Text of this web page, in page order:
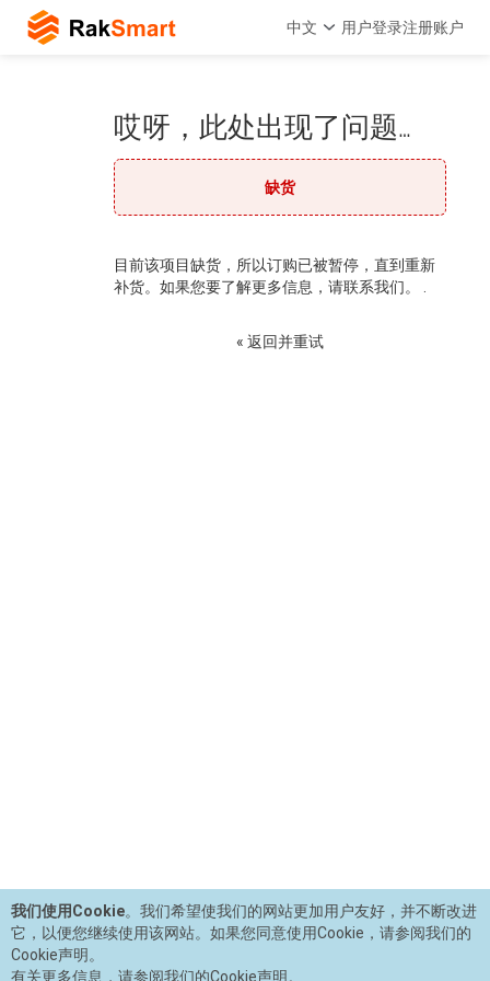
中文 用户登录注册账户
哎呀，此处出现了问题…
缺货
目前该项目缺货，所以订购已被暂停，直到重新
补货。如果您要了解更多信息，请联系我们。 .
« 返回并重试
我们使用Cookie。我们希望使我们的网站更加用户友好，并不断改进
它，以便您继续使用该网站。如果您同意使用Cookie，请参阅我们的
Cookie声明。
有关更多信息，请参阅我们的Cookie声明。